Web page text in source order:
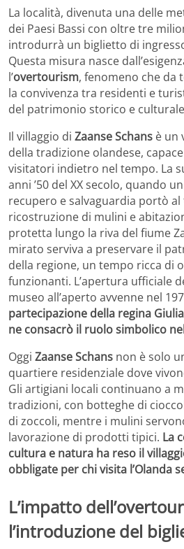
La località, divenuta una delle
dei Paesi Bassi con oltre tre
introdurrà un biglietto di
Questa misura nasce
l’overtourism, fenomeno che da
la convivenza tra residenti e
del patrimonio storico e
Il villaggio di Zaanse Schans è un
della tradizione olandese,
visitatori indietro nel tempo. La
anni ’50 del XX secolo, quando
recupero e salvaguardia portò
ricostruzione di mulini e
protetta lungo la riva del fiume
mirato serviva a preservare il
della regione, un tempo ricca di
funzionanti. L’apertura ufficiale
museo all’aperto avvenne nel
partecipazione della regina
ne consacrò il ruolo simbolico
Oggi Zaanse Schans non è solo
quartiere residenziale dove
Gli artigiani locali continuano a
tradizioni, con botteghe di
di zoccoli, mentre i mulini
lavorazione di prodotti tipici. La
cultura e natura ha reso il
obbligate per chi visita l’Olanda
L’impatto
l’introduzione del